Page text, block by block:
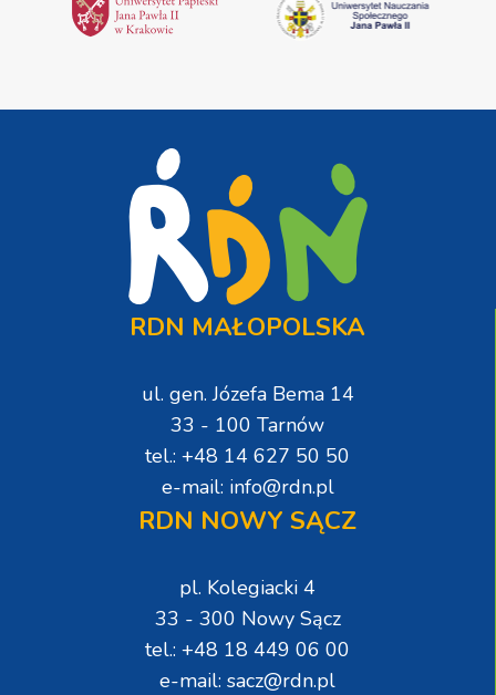
RDN MAŁOPOLSKA
ul. gen. Józefa Bema 14
33 - 100 Tarnów
tel.: +48 14 627 50 50
e-mail: info@rdn.pl
RDN NOWY SĄCZ
pl. Kolegiacki 4
33 - 300 Nowy Sącz
tel.: +48 18 449 06 00
e-mail: sacz@rdn.pl